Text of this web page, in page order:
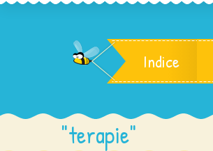
Indice
"terapie"